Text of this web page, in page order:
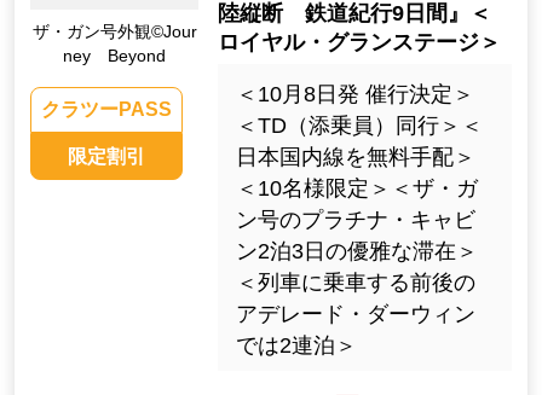
ザ・ガン号外観©Jour
ney Beyond
クラツーPASS
限定割引
陸縦断 鉄道紀行9日間』＜
ロイヤル・グランステージ＞
＜10月8日発 催行決定＞
＜TD（添乗員）同行＞＜
日本国内線を無料手配＞
＜10名様限定＞＜ザ・ガ
ン号のプラチナ・キャビ
ン2泊3日の優雅な滞在＞
＜列車に乗車する前後の
アデレード・ダーウィン
では2連泊＞